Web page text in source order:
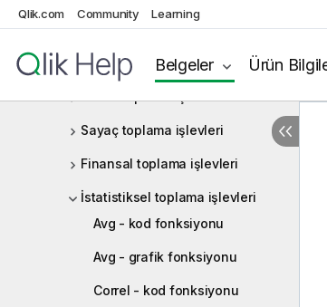
Qlik.com Community Learning
Belgeler Ürün
Kod dosyalarında ve grafik
Toplama fonksiyonları
Sayaç toplama işlevleri
Finansal toplama işlevleri
İstatistiksel toplama işlevleri
Avg - kod fonksiyonu
Avg - grafik fonksiyonu
Correl - kod fonksiyonu